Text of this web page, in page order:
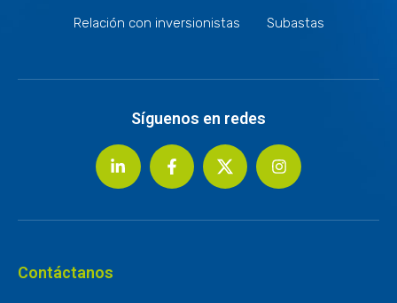
Relación con inversionistas
Subastas
Síguenos en redes
Contáctanos